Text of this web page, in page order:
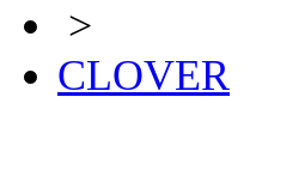
>
CLOVER